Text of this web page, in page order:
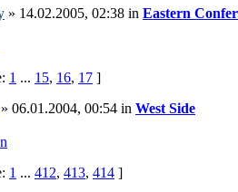
» 14.02.2005, 02:38 in Eastern
1 ... 15, 16, 17 ]
» 06.01.2004, 00:54 in West Side
1 ... 412, 413, 414 ]